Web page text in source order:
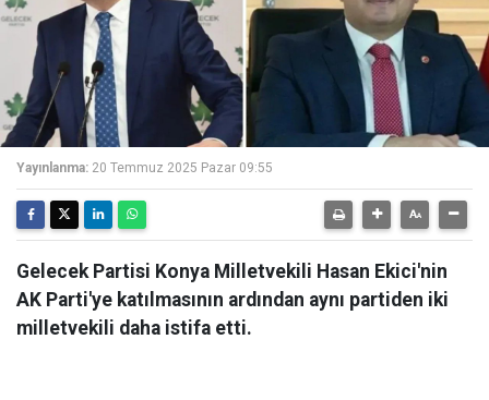
Yayınlanma: 20 Temmuz 2025 Pazar 09:55
Gelecek Partisi Konya Milletvekili Hasan Ekici'nin
AK Parti'ye katılmasının ardından aynı partiden iki
milletvekili daha istifa etti.